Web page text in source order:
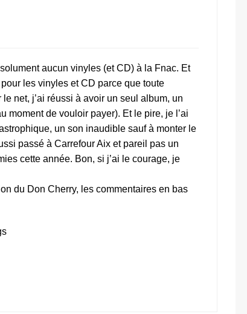
aucun vinyles (et CD) à la Fnac. Et
les vinyles et CD parce que toute
net, j’ai réussi à avoir un seul album, un
moment de vouloir payer). Et le pire, je l’ai
un son inaudible sauf à monter le
passé à Carrefour Aix et pareil pas un
cette année. Bon, si j’ai le courage, je
du Don Cherry, les commentaires en bas